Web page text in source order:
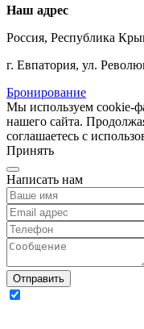
Наш адрес
Россия, Республика
г. Евпатория, ул.
Бронирование
Мы используем cookie-
нашего сайта.
соглашаетесь с
Принять
Написать нам
Отправить